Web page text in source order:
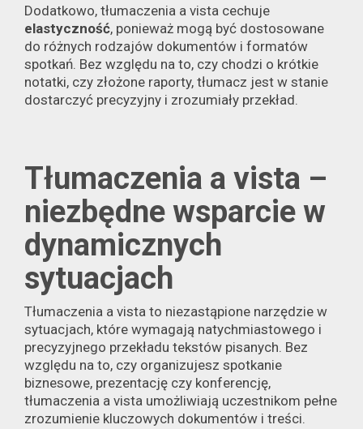
Dodatkowo, tłumaczenia a vista cechuje
elastyczność, ponieważ mogą być dostosowane
do różnych rodzajów dokumentów i formatów
spotkań. Bez względu na to, czy chodzi o krótkie
notatki, czy złożone raporty, tłumacz jest w stanie
dostarczyć precyzyjny i zrozumiały przekład.
Tłumaczenia a vista –
niezbędne wsparcie w
dynamicznych
sytuacjach
Tłumaczenia a vista to niezastąpione narzędzie w
sytuacjach, które wymagają natychmiastowego i
precyzyjnego przekładu tekstów pisanych. Bez
względu na to, czy organizujesz spotkanie
biznesowe, prezentację czy konferencję,
tłumaczenia a vista umożliwiają uczestnikom pełne
zrozumienie kluczowych dokumentów i treści.